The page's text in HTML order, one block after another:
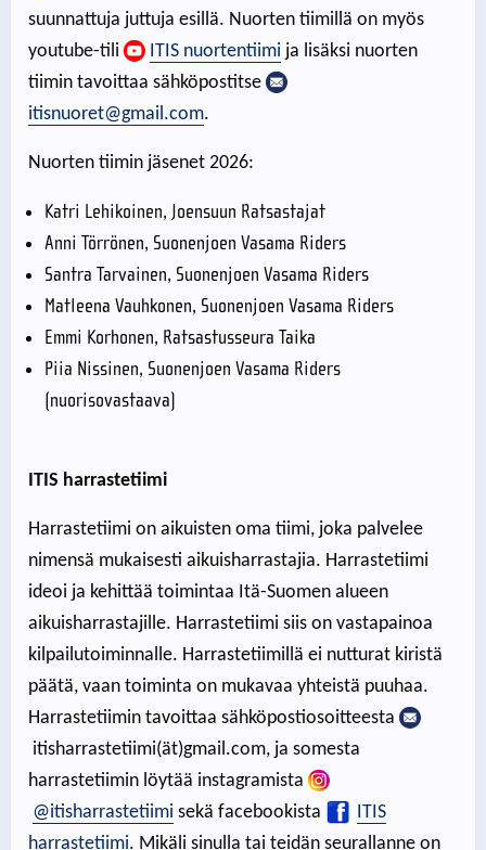
suunnattuja juttuja esillä. Nuorten tiimillä on myös
youtube-tili
ITIS nuortentiimi ja lisäksi nuorten
tiimin tavoittaa sähköpostitse
itisnuoret@gmail.com.
Nuorten tiimin jäsenet 2026:
Katri Lehikoinen, Joensuun Ratsastajat
Anni Törrönen, Suonenjoen Vasama Riders
Santra Tarvainen, Suonenjoen Vasama Riders
Matleena Vauhkonen, Suonenjoen Vasama Riders
Emmi Korhonen, Ratsastusseura Taika
Piia Nissinen, Suonenjoen Vasama Riders
(nuorisovastaava)
ITIS harrastetiimi
Harrastetiimi on aikuisten oma tiimi, joka palvelee
nimensä mukaisesti aikuisharrastajia. Harrastetiimi
ideoi ja kehittää toimintaa Itä-Suomen alueen
aikuisharrastajille. Harrastetiimi siis on vastapainoa
kilpailutoiminnalle. Harrastetiimillä ei nutturat kiristä
päätä, vaan toiminta on mukavaa yhteistä puuhaa.
Harrastetiimin tavoittaa sähköpostiosoitteesta
itisharrastetiimi(ät)gmail.com, ja somesta
harrastetiimin löytää instagramista
@itisharrastetiimi sekä facebookista
ITIS
harrastetiimi. Mikäli sinulla tai teidän seurallanne on